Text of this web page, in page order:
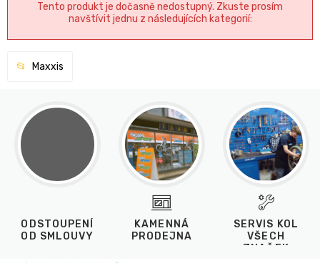
Tento produkt je dočasně nedostupný. Zkuste prosím
navštívit jednu z následujících kategorií:
Maxxis
ODSTOUPENÍ
OD SMLOUVY
KAMENNÁ
PRODEJNA
SERVIS KOL
VŠECH
ZNAČEK